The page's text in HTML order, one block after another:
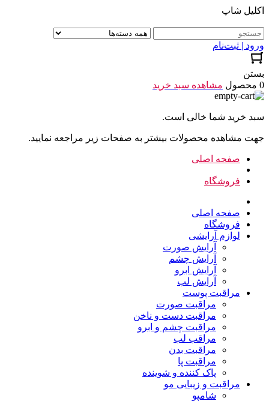
اکلیل شاپ
ورود | ثبت‌نام
بستن
0 محصول
مشاهده سبد خرید
سبد خرید شما خالی است.
جهت مشاهده محصولات بیشتر به صفحات زیر مراجعه نمایید.
صفحه اصلی
فروشگاه
صفحه اصلی
فروشگاه
لوازم آرایشی
آرایش صورت
آرایش چشم
آرایش ابرو
آرایش لب
مراقبت پوست
مراقبت صورت
مراقبت دست و ناخن
مراقبت چشم و ابرو
مراقب لب
مراقبت بدن
مراقبت پا
پاک کننده و شوینده
مراقبت و زیبایی مو
شامپو